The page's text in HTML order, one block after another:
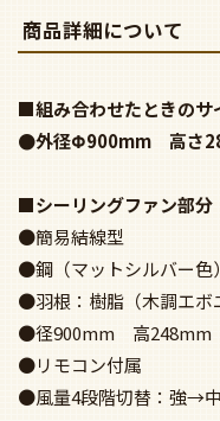
商品詳細について
■組み合わせたときのサ
●外径Φ900mm 高さ
■シーリングファン部分
●簡易結線型
●鋼（マットシルバー色）
●羽根：樹脂（木調エボ
●径900mm 高
●リモコン付属
●風量4段階切替：強→